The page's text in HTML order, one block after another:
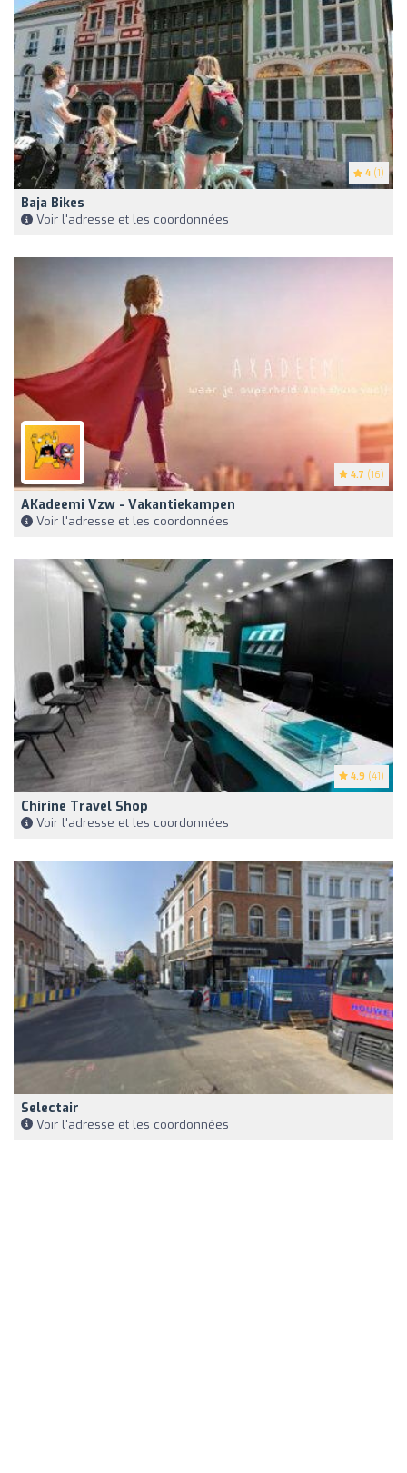
4 (1)
Baja Bikes
Voir l'adresse et les coordonnées
4.7 (16)
AKadeemi Vzw - Vakantiekampen
Voir l'adresse et les coordonnées
4.9 (41)
Chirine Travel Shop
Voir l'adresse et les coordonnées
Selectair
Voir l'adresse et les coordonnées